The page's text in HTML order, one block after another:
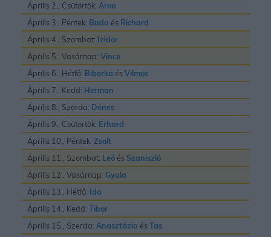
Április 2., Csütörtök: Áron
Április 3., Péntek: Buda és Richard
Április 4., Szombat: Izidor
Április 5., Vasárnap: Vince
Április 6., Hétfő: Biborka ésVilmos
Április 7., Kedd: Herman
Április 8., Szerda: Dénes
Április 9., Csütörtök: Erhard
Április 10., Péntek: Zsolt
Április 11., Szombat: Leó és Szaniszló
Április 12., Vasárnap: Gyula
Április 13., Hétfő: Ida
Április 14., Kedd: Tibor
Április 15., Szerda: Anasztázia ésTas